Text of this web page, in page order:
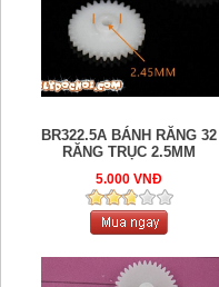
BR322.5A BÁNH RĂNG 32
RĂNG TRỤC 2.5MM
5.000 VNĐ